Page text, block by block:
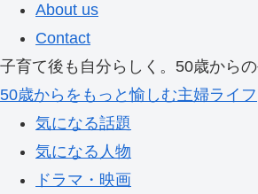
About us
Contact
子育て後も自分らしく。50歳から
50歳からをもっと愉しむ主婦ライフ
気になる話題
気になる人物
ドラマ・映画